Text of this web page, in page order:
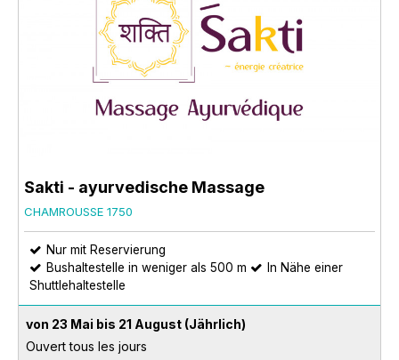
Sakti - ayurvedische Massage
CHAMROUSSE 1750
Nur mit Reservierung
Bushaltestelle in weniger als 500 m
In Nähe einer
Shuttlehaltestelle
von 23 Mai bis 21 August (Jährlich)
Ouvert tous les jours